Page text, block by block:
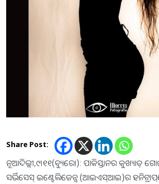
Share Post:
ନୂଆଦିଲ୍ଲୀ,୯।୧୧(ବ୍ୟୁରୋ): ପାକିସ୍ତାନର କୁଖ୍ୟାତ୍‌
ସର୍ଭିସେସ୍‌ ଇଣ୍ଟେଲିଜେନ୍ସ (ଆଇଏସ୍‌ଆଇ)ର